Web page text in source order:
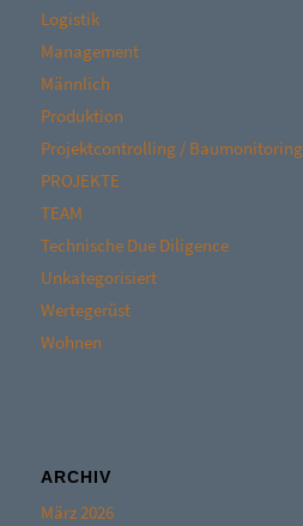
Logistik
Management
Männlich
Produktion
Projektcontrolling / Baumonitoring
PROJEKTE
TEAM
Technische Due Diligence
Unkategorisiert
Wertegerüst
Wohnen
ARCHIV
März 2026